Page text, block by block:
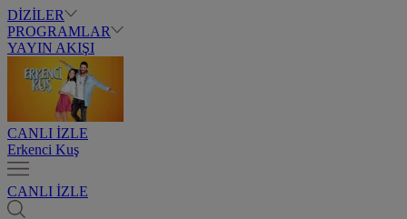
DİZİLER
PROGRAMLAR
YAYIN AKIŞI
CANLI İZLE
Erkenci Kuş
CANLI İZLE